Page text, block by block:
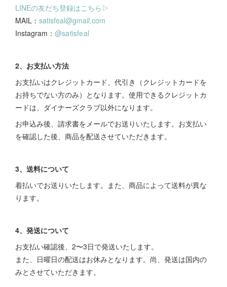
LINEの友だち登録はこちら▷
MAIL： satisfeal@gmail.com
Instagram： @satisfeal
2、お支払い方法
お支払いはクレジットカード、代引き（クレジットカードを
お持ちでない方のみ）となります。使用できるクレジットカ
ードは、ダイナーズクラブ以外になります。
お申込み後、請求書をメールでお送りいたします。お支払い
を確認した後、商品を配送させていただきます。
3、送料について
着払いでお送りいたします。また、商品によって送料が異な
ります。
4、発送について
お支払い確認後、2〜3日で発送いたします。
また、日曜日の配送はお休みとなります。尚、発送は国内の
みとさせていただきます。